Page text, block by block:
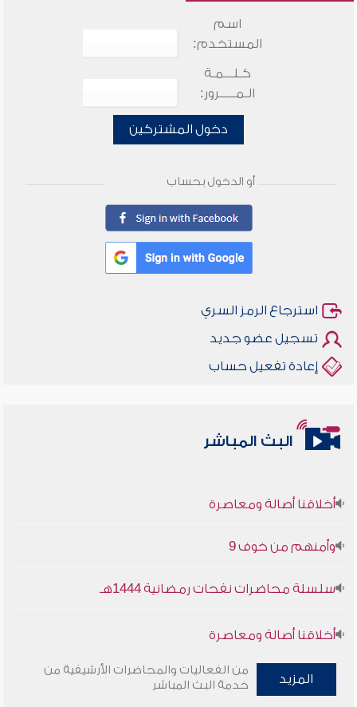
اسم
المستخدم:
كـلـــمـة
الـمـــــرور:
دخول المشتركين
أو الدخول بحساب
استرجاع الرمز السري
تسجيل عضو جديد
إعادة تفعيل حساب
البث المباشر
أخلاقنا أصالة ومعاصرة
وأمنهم من خوف 9
أخلاقنا أصالة ومعاصرة
وأمنهم من خوف 9
المزيد
من الفعاليات والمحاضرات الأرشيفية من
خدمة البث المباشر